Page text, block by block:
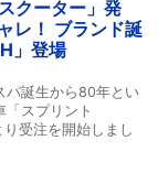
クーター」発
レ！ ブランド誕
」登場
パ誕生から80年とい
「スプリント
受注を開始しまし